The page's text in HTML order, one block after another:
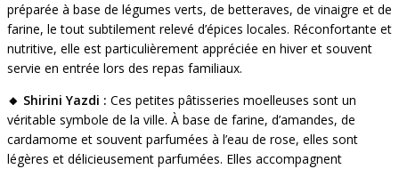
préparée à base de légumes verts, de betteraves, de vinaigre et de
farine, le tout subtilement relevé d’épices locales. Réconfortante et
nutritive, elle est particulièrement appréciée en hiver et souvent
servie en entrée lors des repas familiaux.
🔸 Shirini Yazdi : Ces petites pâtisseries moelleuses sont un
véritable symbole de la ville. À base de farine, d’amandes, de
cardamome et souvent parfumées à l’eau de rose, elles sont
légères et délicieusement parfumées. Elles accompagnent